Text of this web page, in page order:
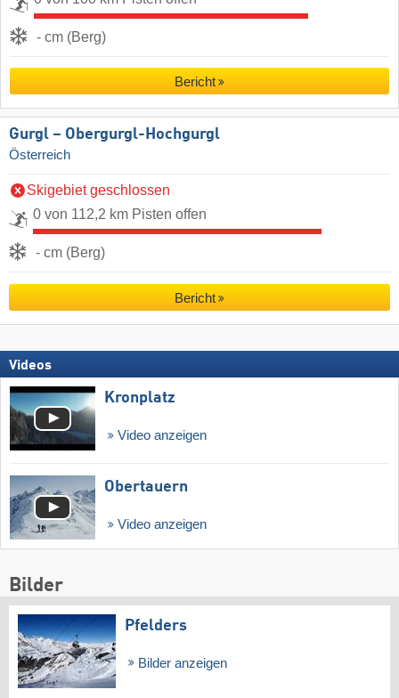
- cm (Berg)
Bericht
Gurgl – Obergurgl-Hochgurgl
Österreich
Skigebiet geschlossen
0 von 112,2 km Pisten offen
- cm (Berg)
Bericht
Videos
Kronplatz
Video anzeigen
Obertauern
Video anzeigen
Bilder
Pfelders
Bilder anzeigen